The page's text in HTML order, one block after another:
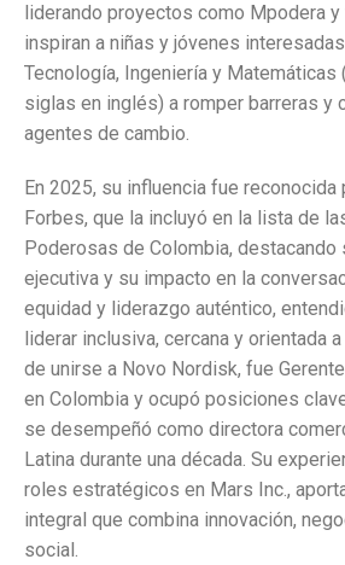
liderando proyectos como Mpodera y
inspiran a niñas y jóvenes
Tecnología, Ingeniería y Matemáticas
siglas en inglés) a romper barreras y
agentes de cambio.
En 2025, su influencia fue
Forbes, que la incluyó en la lista de
Poderosas de Colombia,
ejecutiva y su impacto en la
equidad y liderazgo auténtico,
liderar inclusiva, cercana y orientada
de unirse a Novo Nordisk, fue
en Colombia y ocupó posiciones
se desempeñó como directora
Latina durante una década. Su
roles estratégicos en Mars Inc.,
integral que combina innovación,
social.